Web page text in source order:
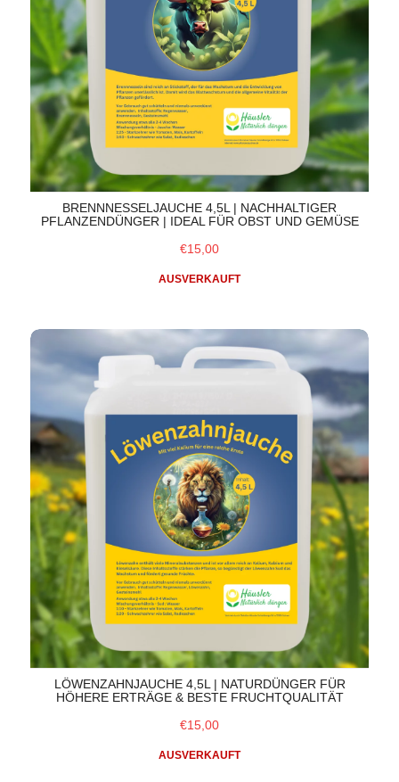
BRENNNESSELJAUCHE 4,5L | NACHHALTIGER
PFLANZENDÜNGER | IDEAL FÜR OBST UND GEMÜSE
€15,00
AUSVERKAUFT
Löwenzahnjauche 4,5L | Naturdünger für höhere
LÖWENZAHNJAUCHE 4,5L | NATURDÜNGER FÜR
HÖHERE ERTRÄGE & BESTE FRUCHTQUALITÄT
€15,00
AUSVERKAUFT